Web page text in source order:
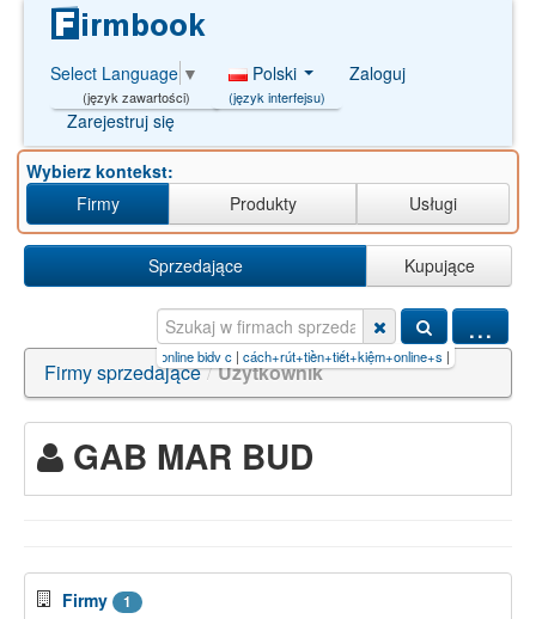
Select Language ▼
(język zawartości)
Polski
(język interfejsu)
Zaloguj
Zarejestruj się
Wybierz kontekst:
Firmy
Produkty Usługi
Sprzedające Kupujące
...
**/5 gửi tiền tiết kiệm online bidv c|cách+rút+tiền+tiết+kiệm+online+s|
Firmy sprzedające / Użytkownik
GAB MAR BUD
Firmy 1